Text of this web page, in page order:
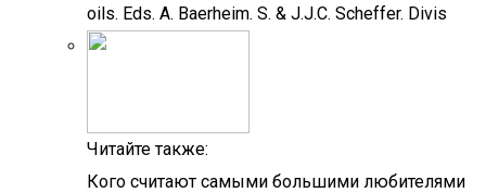
oils. Eds. A. Baerheim. S. & J.J.C. Scheffer. Divis
Читайте также:
Кого считают самыми большими любителями